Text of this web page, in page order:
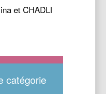
et CHADLI
catégorie